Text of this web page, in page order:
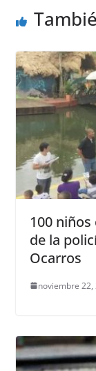
100
de la
Ocarros
noviembre 22,